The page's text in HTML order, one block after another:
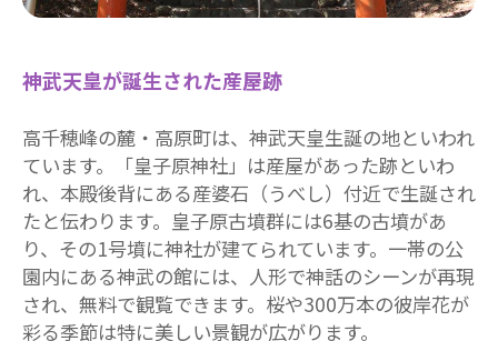
神武天皇が誕生された産屋跡
高千穂峰の麓・高原町は、神武天皇生誕の地といわれ
ています。「皇子原神社」は産屋があった跡といわ
れ、本殿後背にある産婆石（うべし）付近で生誕され
たと伝わります。皇子原古墳群には6基の古墳があ
り、その1号墳に神社が建てられています。一帯の公
園内にある神武の館には、人形で神話のシーンが再現
され、無料で観覧できます。桜や300万本の彼岸花が
彩る季節は特に美しい景観が広がります。